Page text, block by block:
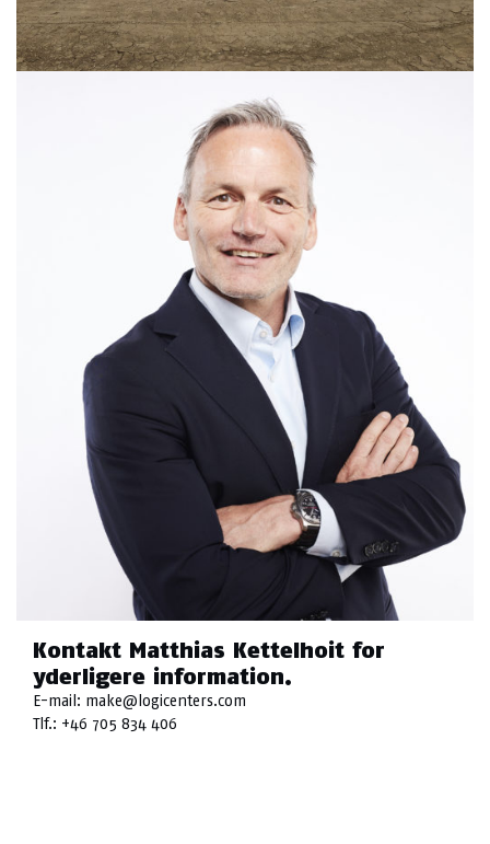
Kontakt Matthias Kettelhoit for
yderligere information.
E-mail: make@logicenters.com
Tlf.: +46 705 834 406